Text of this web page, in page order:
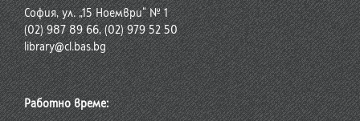
София, ул. „15 Ноември“ № 1
(02) 987 89 66, (02) 979 52 50
library@cl.bas.bg
Работно време: